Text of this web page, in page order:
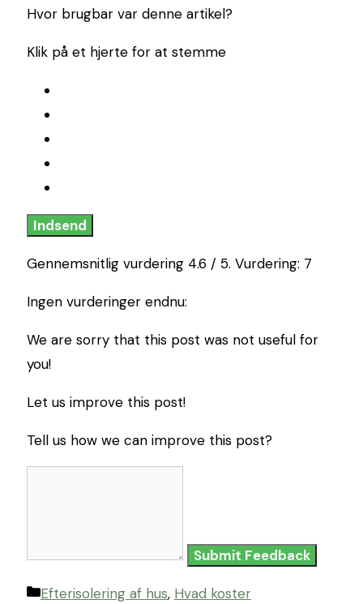
Hvor brugbar var denne artikel?
Klik på et hjerte for at stemme
Indsend
Gennemsnitlig vurdering 4.6 / 5. Vurdering: 7
Ingen vurderinger endnu:
We are sorry that this post was not useful for
you!
Let us improve this post!
Tell us how we can improve this post?
Submit Feedback
Kategorier
Efterisolering af hus, Hvad koster